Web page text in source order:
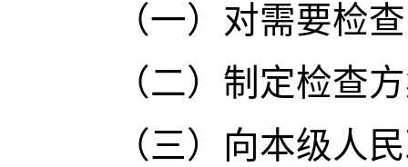
（一）对需要检查
（二）制定检查方
（三）向本级人民